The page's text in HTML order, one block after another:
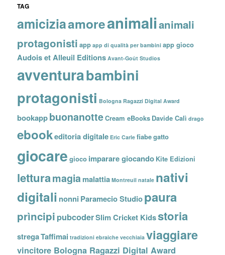
TAG
amiciziaamoreanimalianimali
protagonisti app app di qualità per bambini app gioco
Audois et Alleuil Editions Avant-Goût Studios
avventurabambini
protagonisti Bologna Ragazzi Digital Award
bookappbuonanotteCream eBooks Davide Calì drago
ebookeditoria digitale Eric Carle fiabegatto
giocare gioco imparare giocando Kite Edizioni
letturamagiamalattia Montreuil natale nativi
digitali nonni Paramecio Studiopaura
prìncipi pubcoderSlim Cricket Kidsstoria
stregaTaffimai tradizioni ebraiche vecchiaia viaggiare
vincitore Bologna Ragazzi Digital Award